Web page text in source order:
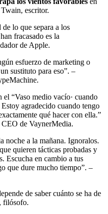
escritor.
lo que separa a los
fracasado es la
de Apple.
esfuerzo de marketing o
sustituto para eso”. –
“Vaso medio vacío· cuando
Estoy agradecido cuando tengo
qué hacer con ella.”
de VaynerMedia.
noche a la mañana. Ignoralos.
quieren tácticas probadas y
Escucha en cambio a tus
que dure mucho tiempo”. –
de saber cuánto se ha de
filósofo.